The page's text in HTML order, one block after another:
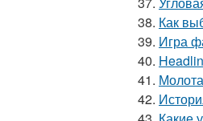
38. Как
39. Игра
40.
41.
42.